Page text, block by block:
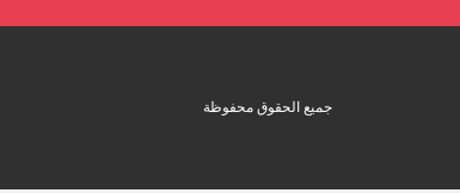
جميع الحقوق محفوظة